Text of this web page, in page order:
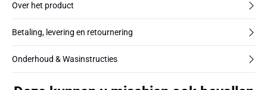
Over het product
Betaling, levering en retournering
Onderhoud & Wasinstructies